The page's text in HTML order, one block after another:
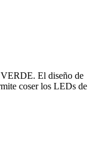
El diseño de
coser los LEDs de